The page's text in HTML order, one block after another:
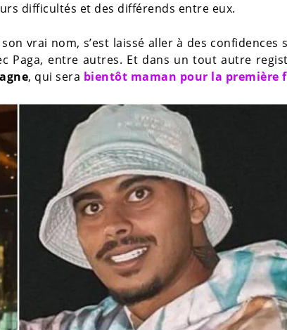
difficultés et des différends entre eux.
vrai nom, s’est laissé aller à des confidences
Paga, entre autres. Et dans un tout autre
, qui sera bientôt maman pour la première